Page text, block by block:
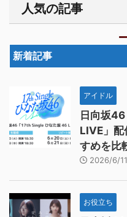
人気の記事
新着記事
アイドル
日向坂
LIVE」配
すめを比
2026/6/11
お役立ち